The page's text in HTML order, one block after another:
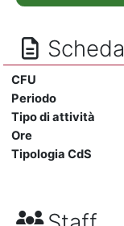
CFU
Periodo
Tipo di attività
Ore
Tipologia CdS